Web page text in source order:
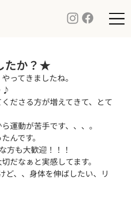
たか？★
ってきましたね。
ださる方が増えてきて、とて
運動が苦手です、、、。
んです。
方も大歓迎！！！
だなぁと実感してます。
ど、、身体を伸ばしたい、リ